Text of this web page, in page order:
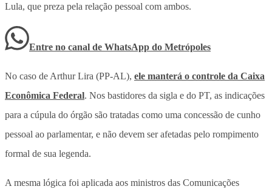
Lula, que preza pela relação pessoal com ambos.
Entre no canal de WhatsApp do Metrópoles
No caso de Arthur Lira (PP-AL), ele manterá o controle da Caixa
Econômica Federal. Nos bastidores da sigla e do PT, as indicações
para a cúpula do órgão são tratadas como uma concessão de cunho
pessoal ao parlamentar, e não devem ser afetadas pelo rompimento
formal de sua legenda.
A mesma lógica foi aplicada aos ministros das Comunicações